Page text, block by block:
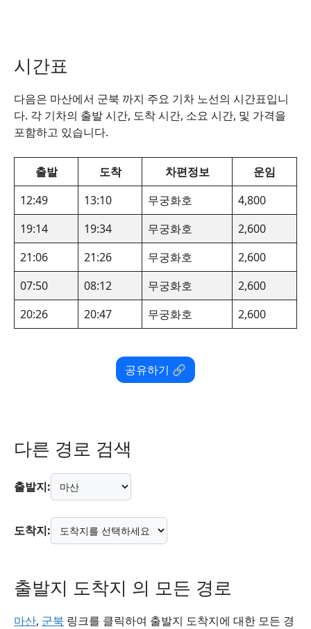
시간표
다음은 마산에서 군북 까지 주요 기차 노선의 시간표입니
다. 각 기차의 출발 시간, 도착 시간, 소요 시간, 및 가격을
포함하고 있습니다.
출발 도착 차편정보
운임
12:49
13:10 무궁화호
4,800
19:14
19:34 무궁화호
2,600
21:06
21:26 무궁화호
2,600
07:50
08:12 무궁화호
2,600
20:26
20:47 무궁화호 2,600
공유하기 🔗
다른 경로 검색
출발지:
도착지:
출발지 도착지 의 모든 경로
마산, 군북 링크를 클릭하여 출발지 도착지에 대한 모든 경